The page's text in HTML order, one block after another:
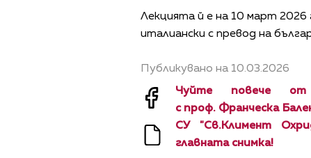
Лекцията й е на 10 март 2026
италиански с превод на
Публикувано на 10.03.2026
Чуйте повече от
с проф. Франческа
СУ "Св.Климент
главната снимка!